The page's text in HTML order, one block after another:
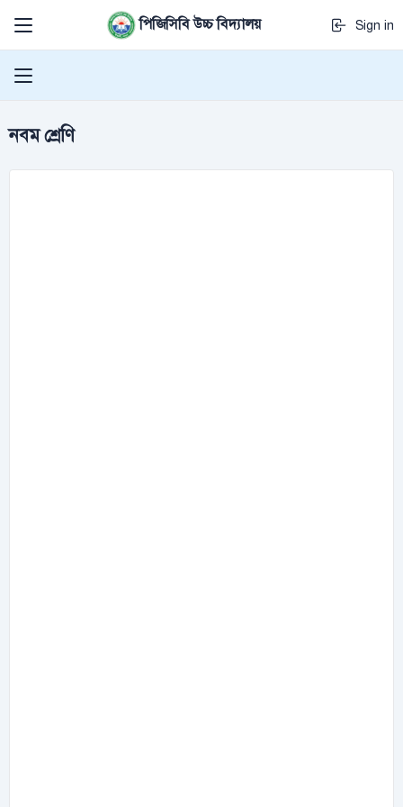
পিজিসিবি উচ্চ বিদ্যালয় Sign in
নবম শ্রেণি